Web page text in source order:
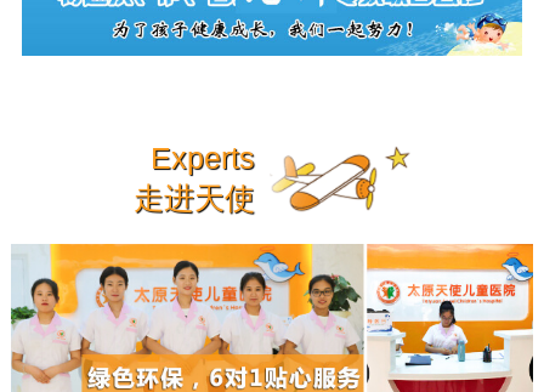
Experts
走进天使